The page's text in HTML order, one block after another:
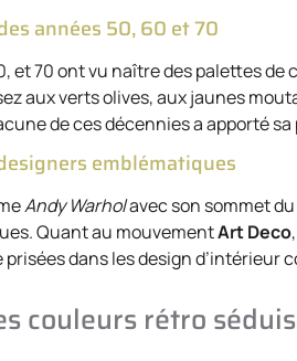
années 50, 60 et 70
et 70 ont vu naître des palettes
aux verts olives, aux jaunes
de ces décennies a apporté
emblématiques
Andy Warholavec son sommet du
Quant au mouvementArt Deco
dans les design d’intérieur
couleurs rétro